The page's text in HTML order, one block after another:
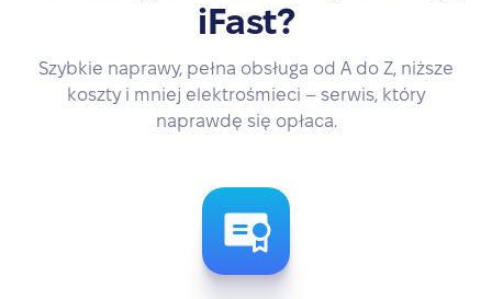
iFast?
Szybkie naprawy, pełna obsługa od A do Z, niższe
koszty i mniej elektrośmieci – serwis, który
naprawdę się opłaca.